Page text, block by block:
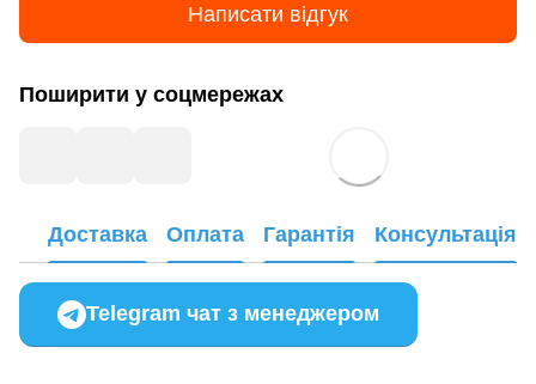
Написати відгук
Поширити у соцмережах
Доставка Оплата Гарантія Консультація
Telegram чат з менеджером